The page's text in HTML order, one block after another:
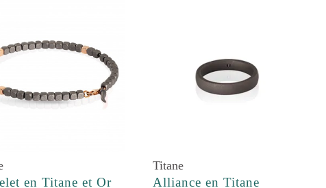
en Titane et Or
Titane
Alliance en Titane